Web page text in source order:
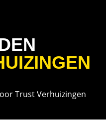
Trust Verhuizingen